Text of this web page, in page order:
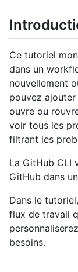
Ce tutoriel
dans un
nouvellement
pouvez ajouter
ouvre ou
voir tous les
filtrant les
La GitHub CLI
GitHub dans
Dans le
flux de travail
besoins.